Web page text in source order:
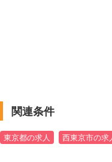
関連条件
東京都の求人 西東京市の求